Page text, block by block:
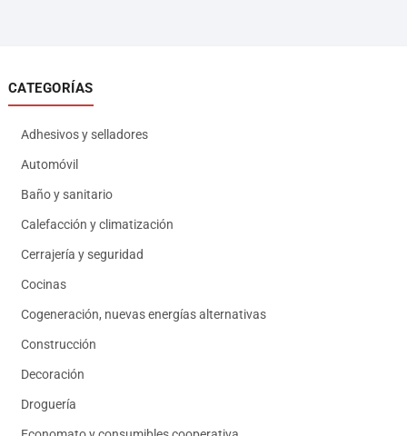
CATEGORÍAS
Adhesivos y selladores
Automóvil
Baño y sanitario
Calefacción y climatización
Cerrajería y seguridad
Cocinas
Cogeneración, nuevas energías alternativas
Construcción
Decoración
Droguería